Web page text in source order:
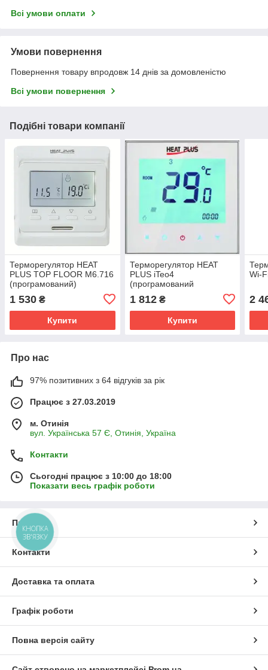
Всі умови оплати
Умови повернення
Повернення товару впродовж 14 днів за домовленістю
Всі умови повернення
Подібні товари компанії
Терморегулятор HEAT
PLUS TOP FLOOR M6.716
(програмований)
1 530 ₴
Купити
Терморегулятор HEAT
PLUS iTeo4
(програмований
1 812₴
Купити
Wi-
2
Про нас
97% позитивних з 64 відгуків за рік
Працює з 27.03.2019
м. Отинія
вул. Українська 57 Є, Отинія, Україна
Контакти
Сьогодні працює з 10:00 до 18:00
Показати весь графік роботи
Про нас
Контакти
Доставка та оплата
Графік роботи
Повна версія сайту
КНОПКА
ЗВ'ЯЗКУ